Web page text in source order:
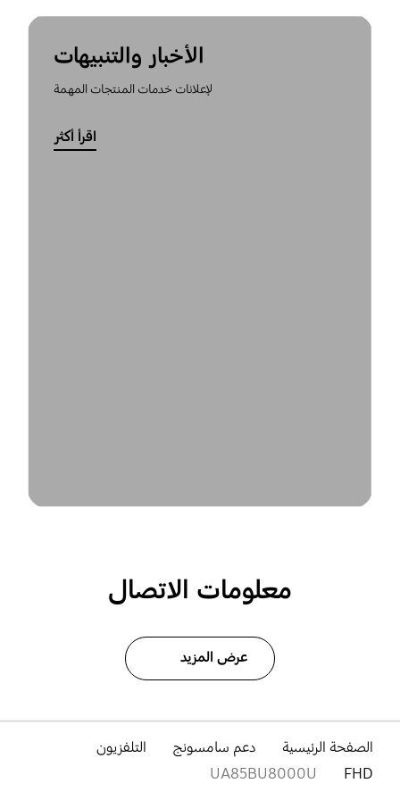
الأخبار والتنبيهات
لإعلانات خدمات المنتجات المهمة
اقرأ أكثر
معلومات الاتصال
عرض المزيد
الصفحة الرئيسية دعم سامسونج
التلفزيون
FHD
UA85BU8000U